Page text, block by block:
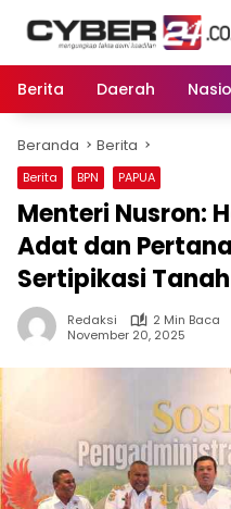
Berita
Daerah
Beranda Berita
Berita BPN PAPUA
Menteri Nusron:
Adat dan
Sertipikasi
Redaksi
2 Min Baca
November 20, 2025